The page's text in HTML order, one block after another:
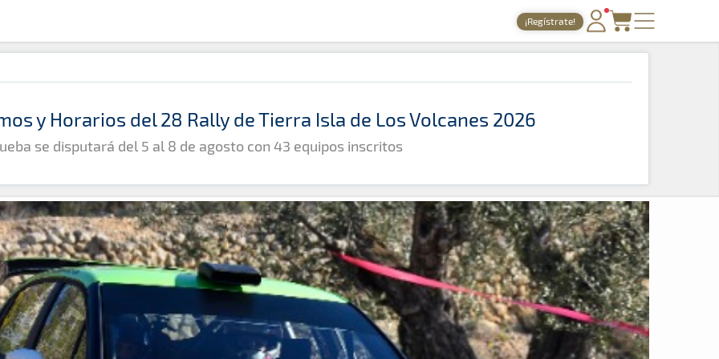
¡Regístrate!
PORTADA
TIEMPOS ONLINE
GALERÍAS
TIENDA
ARCHIVO
y Horarios del 28 Rally de Tierra Isla de Los Volcanes 2026
se disputará del 5 al 8 de agosto con 43 equipos inscritos